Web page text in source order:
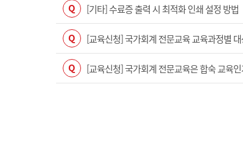
Q [기타] 수료증 출력 시 최적화 인쇄 설정 방법
Q [교육신청] 국가회계 전문교육 교육과정별
Q [교육신청] 국가회계 전문교육은 합숙 교육